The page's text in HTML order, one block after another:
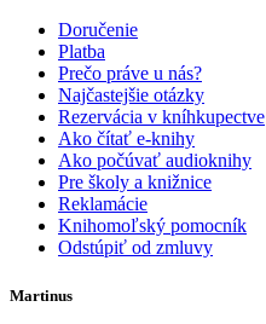
Doručenie
Platba
Prečo práve u nás?
Najčastejšie otázky
Rezervácia v kníhkupectve
Ako čítať e-knihy
Ako počúvať audioknihy
Pre školy a knižnice
Reklamácie
Knihomoľský pomocník
Odstúpiť od zmluvy
Martinus